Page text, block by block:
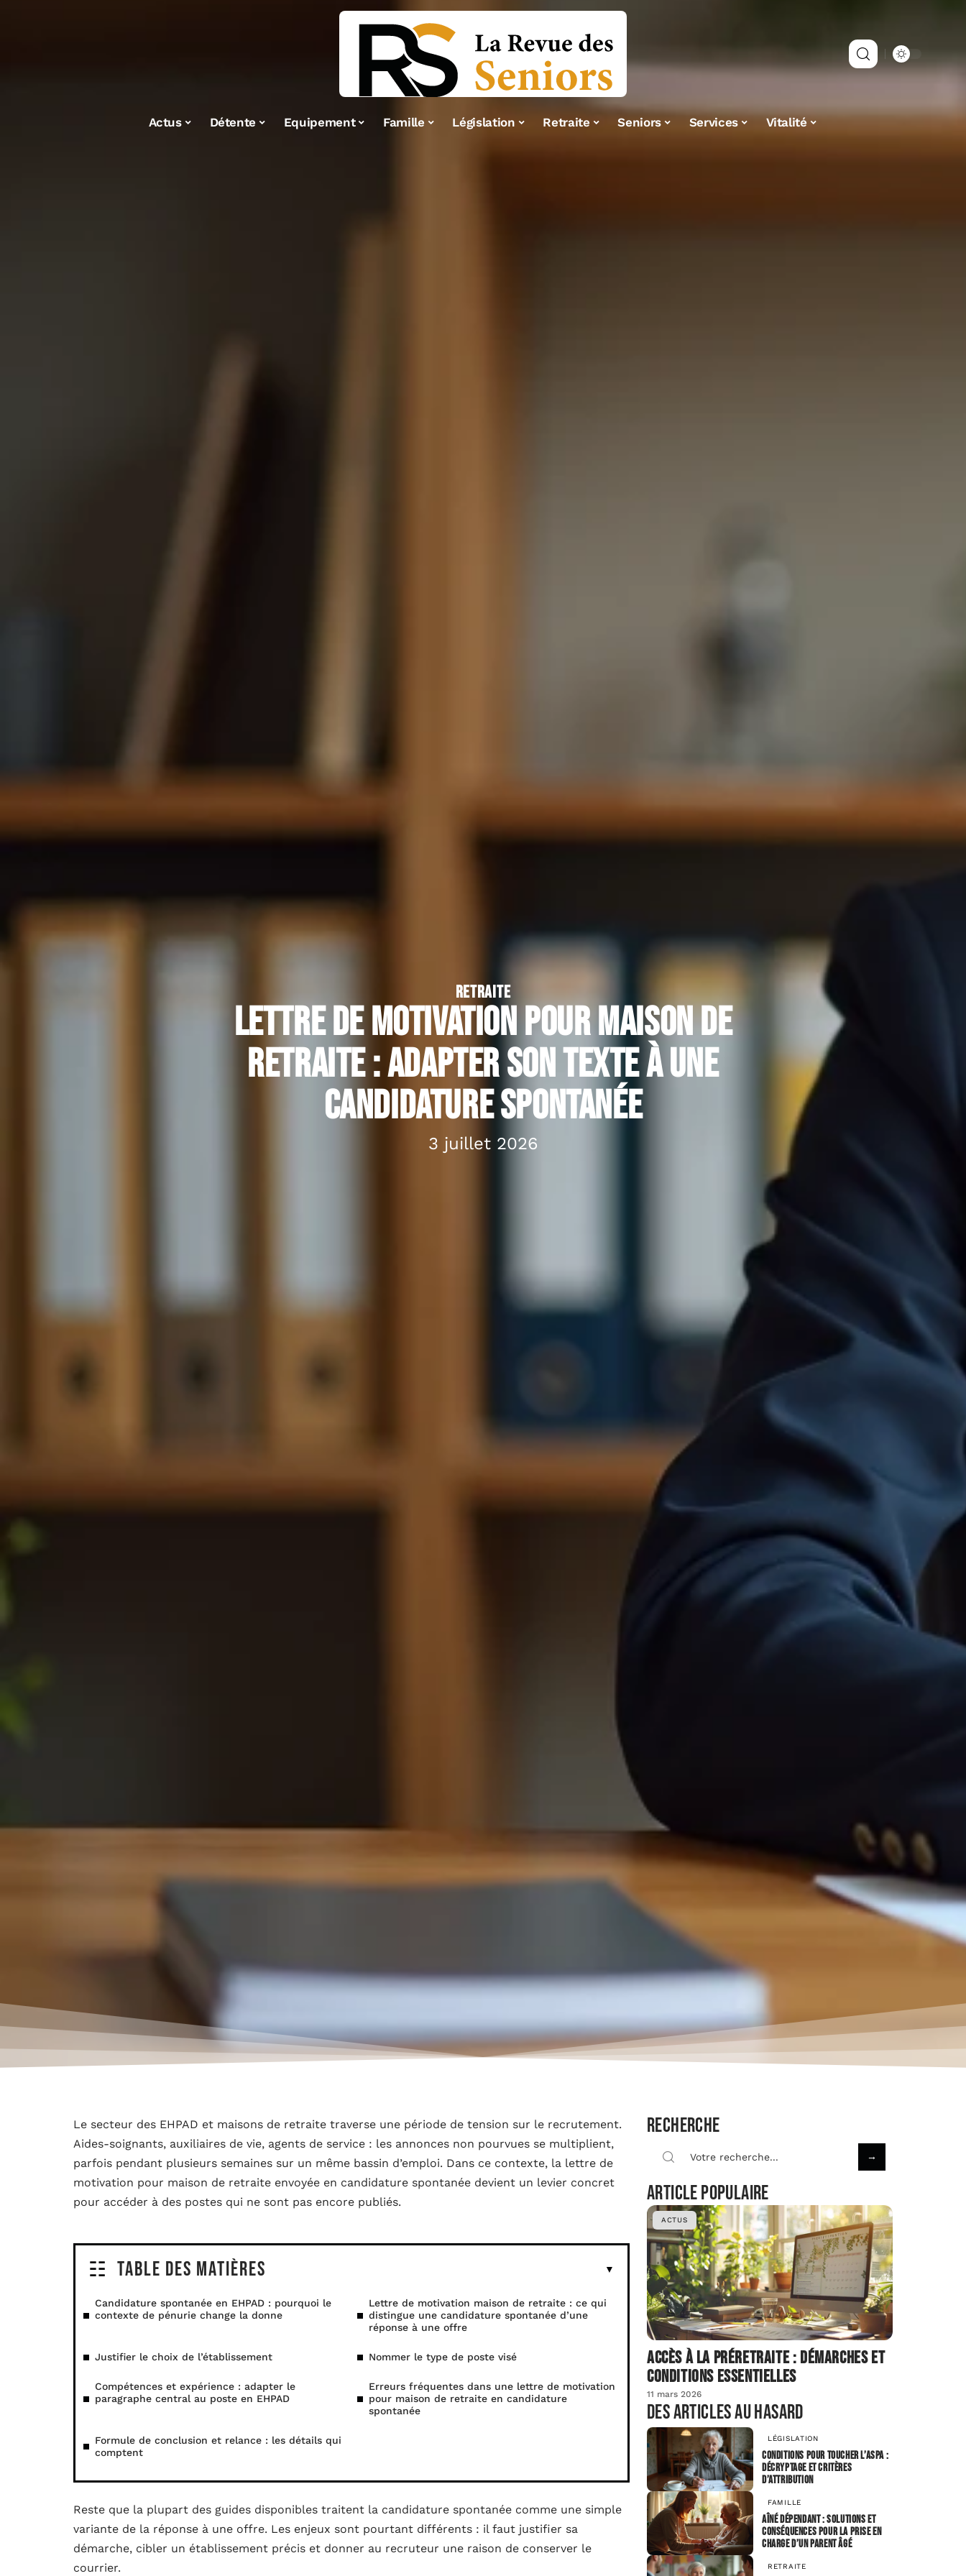
Actus Détente Equipement Famille Législation Retraite Seniors Services Vitalité
RETRAITE
Lettre de motivation pour maison de
retraite : adapter son texte à une
candidature spontanée
3 juillet 2026
Le secteur des EHPAD et maisons de retraite traverse une période de tension sur le recrutement.
Aides-soignants, auxiliaires de vie, agents de service : les annonces non pourvues se multiplient,
parfois pendant plusieurs semaines sur un même bassin d’emploi. Dans ce contexte, la lettre de
motivation pour maison de retraite envoyée en candidature spontanée devient un levier concret
pour accéder à des postes qui ne sont pas encore publiés.
Table des matières
Candidature spontanée en EHPAD : pourquoi le
contexte de pénurie change la donne
Lettre de motivation maison de retraite : ce qui
distingue une candidature spontanée d’une
réponse à une offre
Justifier le choix de l’établissement Nommer le type de poste visé
Compétences et expérience : adapter le
paragraphe central au poste en EHPAD
Erreurs fréquentes dans une lettre de motivation
pour maison de retraite en candidature
spontanée
Formule de conclusion et relance : les détails qui
comptent
Reste que la plupart des guides disponibles traitent la candidature spontanée comme une simple
variante de la réponse à une offre. Les enjeux sont pourtant différents : il faut justifier sa
démarche, cibler un établissement précis et donner au recruteur une raison de conserver le
courrier.
Recherche
Article populaire
ACTUS
Accès à la préretraite : démarches et
conditions essentielles
11 mars 2026
Des articles au hasard
LÉGISLATION
Conditions pour toucher l’Aspa :
décryptage et critères
d’attribution
FAMILLE
Aîné dépendant : Solutions et
conséquences pour la prise en
charge d’un parent âgé
RETRAITE